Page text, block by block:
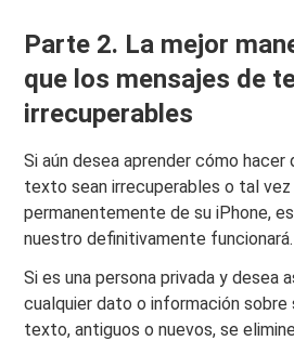
Parte 2. La mejor
que los mensajes de
irrecuperables
Si aún desea aprender cómo hacer
texto sean irrecuperables o tal vez
permanentemente de su iPhone,
nuestro definitivamente funcionará.
Si es una persona privada y desea
cualquier dato o información sobre
texto, antiguos o nuevos, se